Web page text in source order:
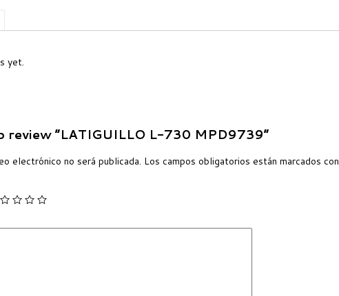
yet.
review “LATIGUILLO L-730 MPD9739”
electrónico no será publicada. Los campos obligatorios están marcados con